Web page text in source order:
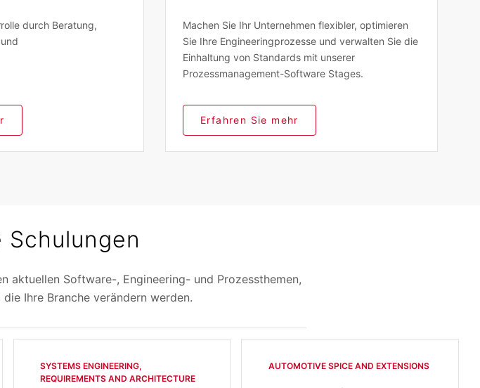
durch Beratung,
Machen Sie Ihr Unternehmen flexibler, optimieren
Sie Ihre Engineeringprozesse und verwalten Sie die
Einhaltung von Standards mit unserer
Prozessmanagement-Software Stages.
Erfahren Sie mehr
Schulungen
aktuellen Software-, Engineering- und Prozessthemen,
Ihre Branche verändern werden.
SYSTEMS ENGINEERING,
REQUIREMENTS AND ARCHITECTURE​
AUTOMOTIVE SPICE AND EXTENSIONS